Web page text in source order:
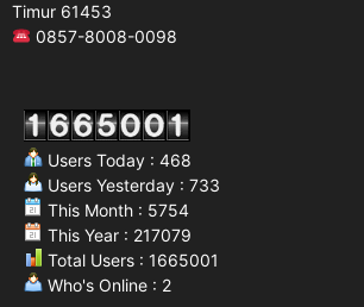
Timur 61453
0857-8008-0098
Users Today : 468
Users Yesterday : 733
This Month : 5754
This Year : 217079
Total Users : 1665001
Who's Online : 2